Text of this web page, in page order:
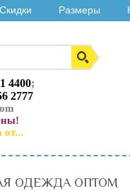
Скидки Размеры
4400;
2777
от...
ОДЕЖДА ОПТОМ